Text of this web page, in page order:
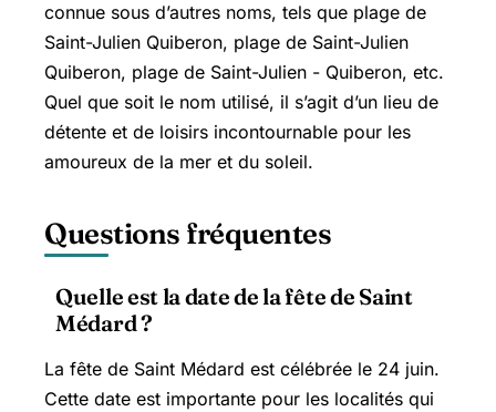
connue sous d’autres noms, tels que plage de
Saint-Julien Quiberon, plage de Saint-Julien
Quiberon, plage de Saint-Julien - Quiberon, etc.
Quel que soit le nom utilisé, il s’agit d’un lieu de
détente et de loisirs incontournable pour les
amoureux de la mer et du soleil.
Questions fréquentes
Quelle est la date de la fête de Saint
Médard ?
La fête de Saint Médard est célébrée le 24 juin.
Cette date est importante pour les localités qui